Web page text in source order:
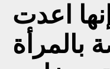
اعدت
بالمرأة